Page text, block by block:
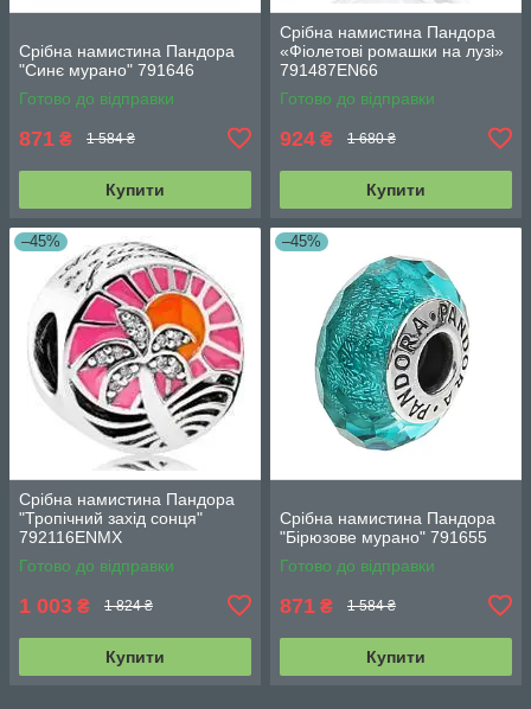
Срібна намистина Пандора
"Синє мурано" 791646
Готово до відправки
871 ₴ 1 584 ₴
Купити
Срібна намистина Пандора
«Фіолетові ромашки на лузі»
791487EN66
Готово до відправки
924 ₴ 1 680 ₴
Купити
–45%
Срібна намистина Пандора
"Тропічний захід сонця"
792116ENMX
Готово до відправки
1 003 ₴ 1 824 ₴
Купити
–45%
Срібна намистина Пандора
"Бірюзове мурано" 791655
Готово до відправки
871 ₴ 1 584 ₴
Купити